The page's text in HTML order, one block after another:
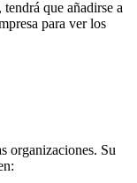
que añadirse a
para ver los
organizaciones. Su